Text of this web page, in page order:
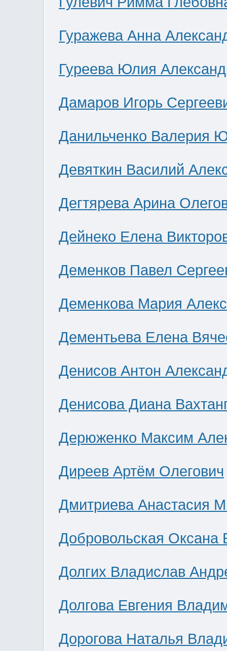
Гуражева Анна
Гуреева Юлия
Дамаров Игорь
Данильченко Валерия
Девяткин Василий
Дегтярева Арина
Дейнеко Елена
Деменков Павел
Деменкова Мария
Дементьева Елена
Денисов Антон
Денисова Диана
Дерюженко Максим
Диреев Артём Олегович
Дмитриева Анастасия
Добровольская Оксана
Долгих Владислав
Долгова Евгения
Дорогова Наталья